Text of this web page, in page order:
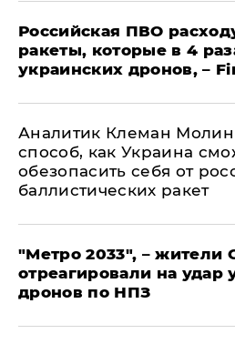
Российская ПВО
ракеты, которые в 4
украинских дронов, –
Аналитик Клеман Молин
способ, как Украина
обезопасить себя от
баллистических ракет
"Метро 2033", – жители
отреагировали на удар
дронов по НПЗ